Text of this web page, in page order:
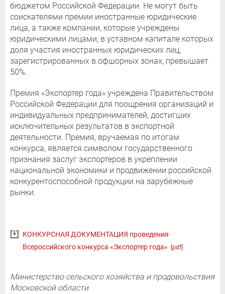
бюджетом Российской Федерации. Не могут быть
соискателями премии иностранные юридические
лица, а также компании, которые учреждены
юридическими лицами, в уставном капитале которых
доля участия иностранных юридических лиц,
зарегистрированных в офшорных зонах, превышает
50%.
Премия «Экспортер года» учреждена Правительством
Российской Федерации для поощрения организаций и
индивидуальных предпринимателей, достигших
исключительных результатов в экспортной
деятельности. Премия, вручаемая по итогам
конкурса, является символом государственного
признания заслуг экспортеров в укреплении
национальной экономики и продвижении российской
конкурентоспособной продукции на зарубежные
рынки.
КОНКУРСНАЯ ДОКУМЕНТАЦИЯ проведения
Всероссийского конкурса «Экспортер года»
[pdf]
Министерство сельского хозяйства и продовольствия
Московской области